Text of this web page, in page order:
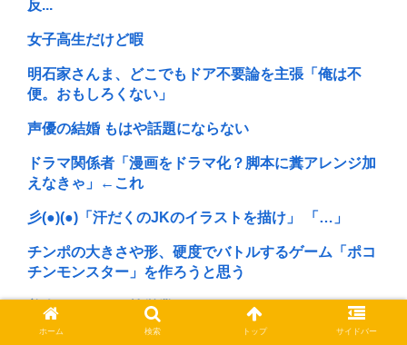
反...
女子高生だけど暇
明石家さんま、どこでもドア不要論を主張「俺は不
便。おもしろくない」
声優の結婚 もはや話題にならない
ドラマ関係者「漫画をドラマ化？脚本に糞アレンジ加
えなきゃ」←これ
彡(●)(●)「汗だくのJKのイラストを描け」 「…」
チンポの大きさや形、硬度でバトルするゲーム「ポコ
チンモンスター」を作ろうと思う
美人まんさん、枕営業してしまう
ホーム 検索 トップ サイドバー